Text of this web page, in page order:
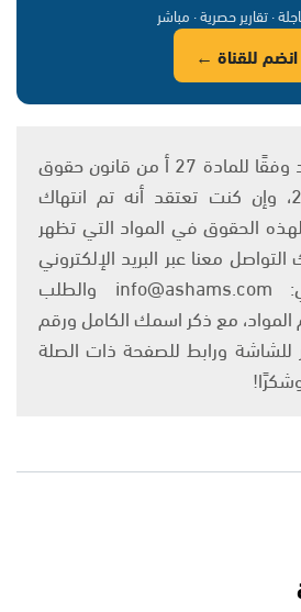
· تقارير حصرية · مباشر
انضم للقناة ←
يتم الاستخدام المواد وفقًا للمادة 27 أ من قانون حقوق
التأليف والنشر 2007، وإن كنت تعتقد أنه تم انتهاك
الحقوق في المواد التي تظهر
معنا عبر البريد الإلكتروني
على العنوان التالي: info@ashams.com والطلب
مع ذكر اسمك الكامل ورقم
للشاشة ورابط للصفحة ذات الصلة